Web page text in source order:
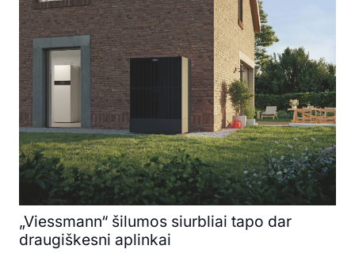
„Viessmann“ šilumos siurbliai tapo dar
draugiškesni aplinkai